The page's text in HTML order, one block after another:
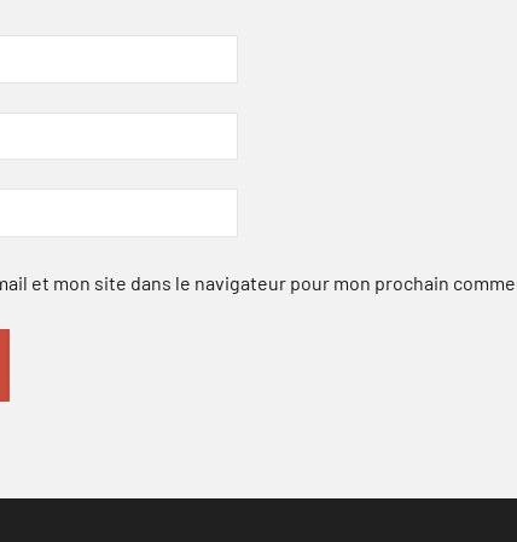
et mon site dans le navigateur pour mon prochain